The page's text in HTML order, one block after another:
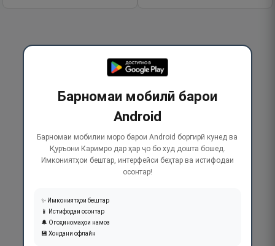
Барномаи мобилӣ барои
Android
Барномаи мобилии моро барои Android боргирӣ кунед ва
Қуръони Каримро дар ҳар ҷо бо худ дошта бошед.
Имкониятҳои бештар, интерфейси беҳтар ва истифодаи
осонтар!
✨ Имкониятҳои бештар
📱 Истифодаи осонтар
🔔 Огоҳиномаҳои намоз
💾 Хондани офлайн